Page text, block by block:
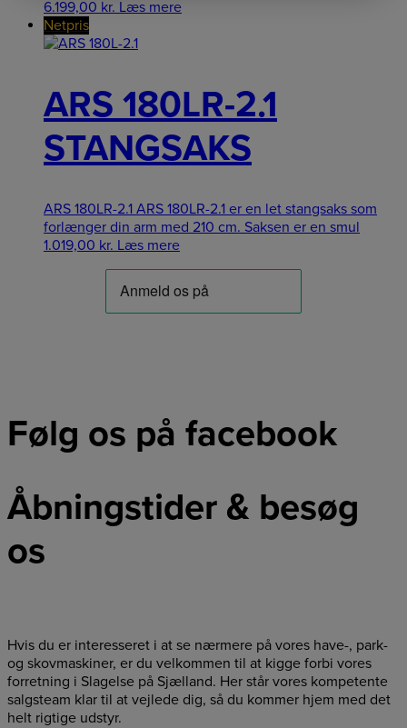
6.199,00 kr. Læs mere
Netpris
ARS 180LR-2.1
STANGSAKS
ARS 180LR-2.1 ARS 180LR-2.1 er en let stangsaks som
forlænger din arm med 210 cm. Saksen er en smul
1.019,00 kr. Læs mere
Følg os på facebook
Åbningstider & besøg
os
Hvis du er interesseret i at se nærmere på vores have-, park-
og skovmaskiner, er du velkommen til at kigge forbi vores
forretning i Slagelse på Sjælland. Her står vores kompetente
salgsteam klar til at vejlede dig, så du kommer hjem med det
helt rigtige udstyr.